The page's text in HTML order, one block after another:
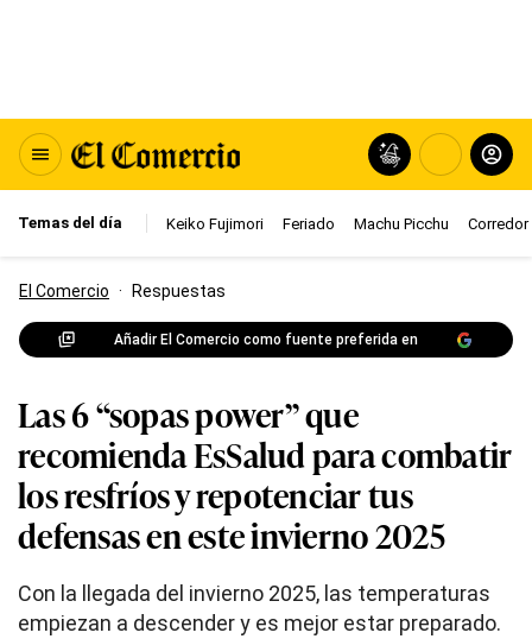
Temas del día Keiko Fujimori Feriado Machu Picchu Corredor
El Comercio · Respuestas
Añadir El Comercio como fuente preferida en
Las 6 “sopas power” que
recomienda EsSalud para combatir
los resfríos y repotenciar tus
defensas en este invierno 2025
Con la llegada del invierno 2025, las temperaturas
empiezan a descender y es mejor estar preparado.